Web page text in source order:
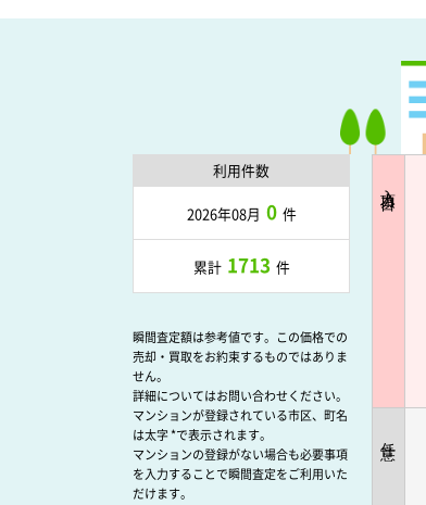
利用件数
2026年08月 0 件
累計 1713 件
瞬間査定額は参考値です。この価格での
売却・買取をお約束するものではありま
せん。
詳細についてはお問い合わせください。
マンションが登録されている市区、町名
は太字 *で表示されます。
マンションの登録がない場合も必要事項
を入力することで瞬間査定をご利用いた
だけます。